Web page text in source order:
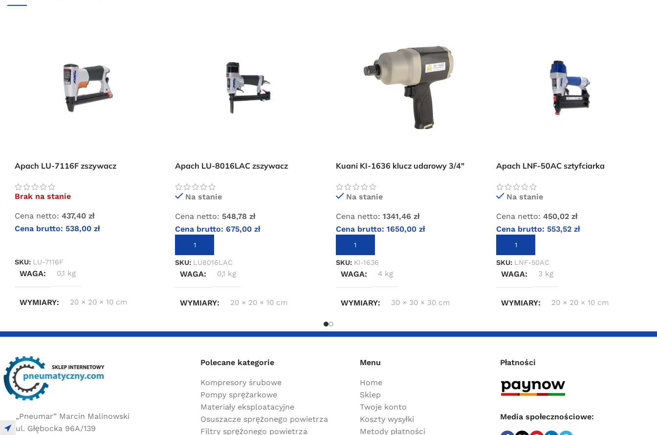
Apach LU-7116F zszywacz
Brak na stanie
Cena netto: 437,40 zł
Cena brutto: 538,00 zł
SKU: LU-7116F
WAGA 0,1 kg
WYMIARY 20 × 20 × 10 cm
Apach LU-8016LAC zszywacz
Na stanie
Cena netto: 548,78zł
Cena brutto:675,00zł
DODAJ DO KOSZYKA
SKU: LU8016LAC
WAGA 0,1 kg
WYMIARY 20 × 20 × 10 cm
Kuani KI-1636 klucz udarowy 3/4″
Na stanie
Cena netto: 1341,46 zł
Cena brutto: 1650,00 zł
DODAJ DO KOSZYKA
SKU: KI-1636
WAGA 4 kg
WYMIARY 30 × 30 × 30 cm
Apach LNF-50AC sztyfciarka
Na stanie
Cena netto: 450,02zł
Cena brutto: 553,52zł
DODAJ DO KOSZYKA
SKU: LNF-50AC
WAGA 3 kg
WYMIARY 20 × 20 × 10 cm
„Pneumar” Marcin Malinowski
ul. Głębocka 96A/139
Polecane kategorie
Kompresory śrubowe
Pompy sprężarkowe
Materiały eksploatacyjne
Osuszacze sprężonego powietrza
Filtry sprężonego powietrza
Menu
Home
Sklep
Twoje konto
Koszty wysyłki
Metody płatności
Płatności
Media społecznościowe: